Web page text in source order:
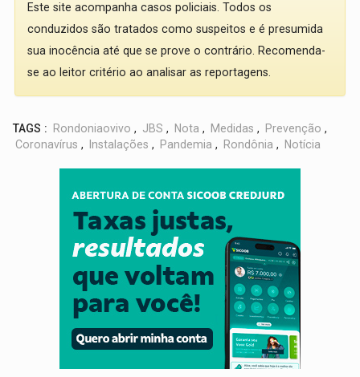
Este site acompanha casos policiais. Todos os
conduzidos são tratados como suspeitos e é presumida
sua inocência até que se prove o contrário. Recomenda-
se ao leitor critério ao analisar as reportagens.
TAGS : Rondoniaovivo , JBS , Nota , Medidas , Prevenção ,
Coronavírus , Instalações , Pandemia , Rondônia , Notícia